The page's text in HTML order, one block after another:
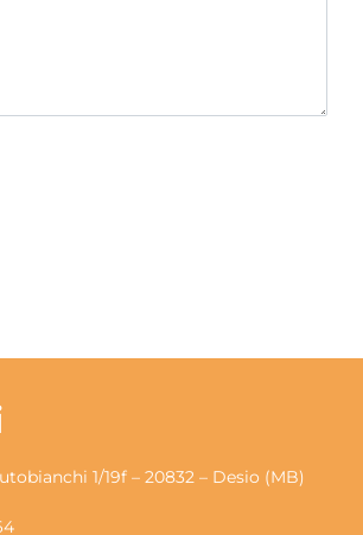
1/19f – 20832 – Desio (MB)